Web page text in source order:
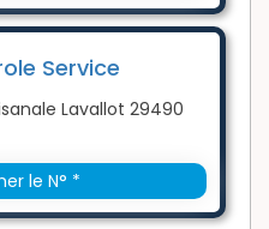
Service
Lavallot 29490
le N° *